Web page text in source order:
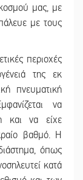
μας, με
με τους
περιοχές
της εκ
πνευματική
να
και να είχε
βαθμό. Η
όπως
κατά